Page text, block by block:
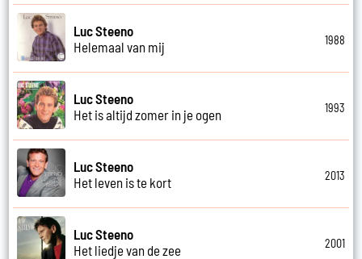
Luc Steeno
Helemaal van mij
1988
Luc Steeno
Het is altijd zomer in je ogen
1993
Luc Steeno
Het leven is te kort
2013
Luc Steeno
Het liedje van de zee
2001